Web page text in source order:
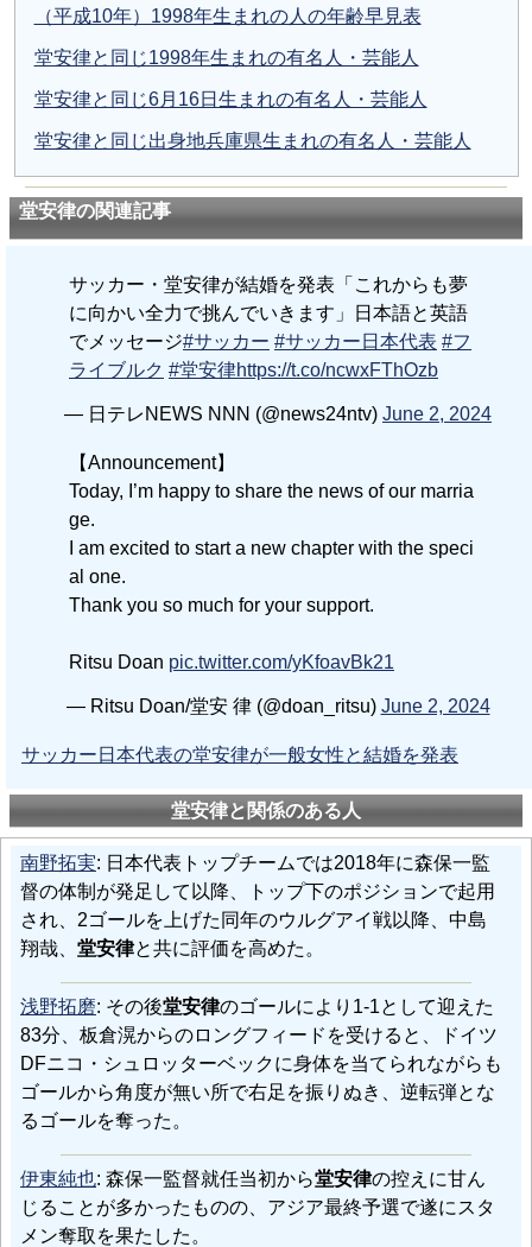
（平成10年）1998年生まれの人の年齢早見表
堂安律と同じ1998年生まれの有名人・芸能人
堂安律と同じ6月16日生まれの有名人・芸能人
堂安律と同じ出身地兵庫県生まれの有名人・芸能人
堂安律の関連記事
サッカー・堂安律が結婚を発表「これからも夢
に向かい全力で挑んでいきます」日本語と英語
でメッセージ#サッカー #サッカー日本代表 #フ
ライブルク #堂安律https://t.co/ncwxFThOzb
— 日テレNEWS NNN (@news24ntv) June 2, 2024
【Announcement】
Today, I’m happy to share the news of our marria
ge.
I am excited to start a new chapter with the speci
al one.
Thank you so much for your support.
Ritsu Doan pic.twitter.com/yKfoavBk21
— Ritsu Doan/堂安 律 (@doan_ritsu) June 2, 2024
サッカー日本代表の堂安律が一般女性と結婚を発表
堂安律と関係のある人
南野拓実: 日本代表トップチームでは2018年に森保一監
督の体制が発足して以降、トップ下のポジションで起用
され、2ゴールを上げた同年のウルグアイ戦以降、中島
翔哉、 堂安律と共に評価を高めた。
浅野拓磨: その後堂安律のゴールにより1-1として迎えた
83分、板倉滉からのロングフィードを受けると、ドイツ
DFニコ・シュロッターベックに身体を当てられながらも
ゴールから角度が無い所で右足を振りぬき、逆転弾とな
るゴールを奪った。
伊東純也: 森保一監督就任当初から堂安律の控えに甘ん
じることが多かったものの、アジア最終予選で遂にスタ
メン奪取を果たした。